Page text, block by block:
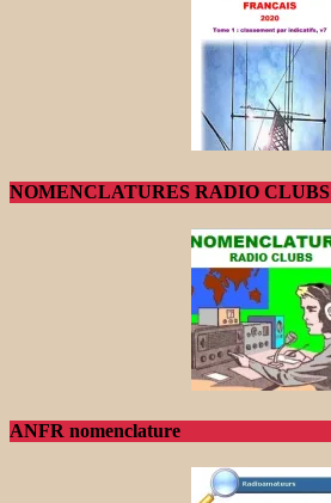
NOMENCLATURES RADIO CLUBS
ANFR nomenclature